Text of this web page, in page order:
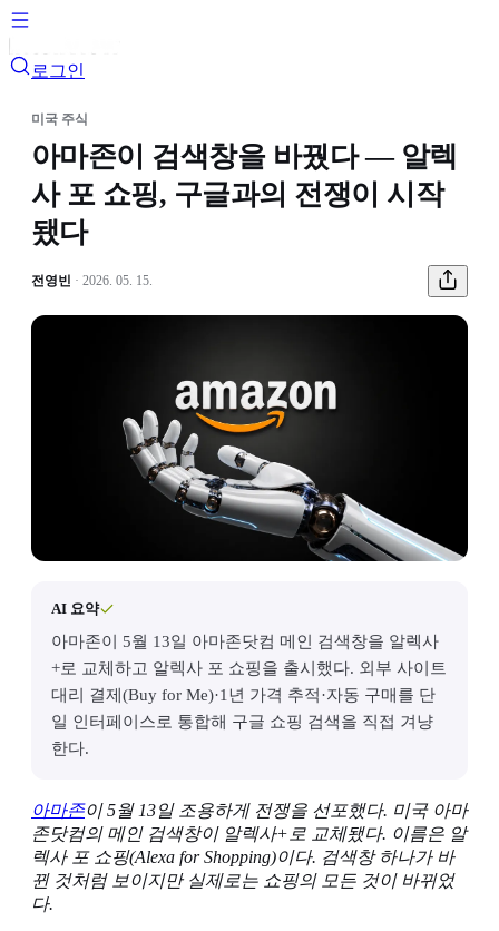
로그인
미국 주식
아마존이 검색창을 바꿨다 — 알렉
사 포 쇼핑, 구글과의 전쟁이 시작
됐다
전영빈 · 2026. 05. 15.
AI 요약
아마존이 5월 13일 아마존닷컴 메인 검색창을 알렉사
+로 교체하고 알렉사 포 쇼핑을 출시했다. 외부 사이트
대리 결제(Buy for Me)·1년 가격 추적·자동 구매를 단
일 인터페이스로 통합해 구글 쇼핑 검색을 직접 겨냥
한다.
아마존이 5월 13일 조용하게 전쟁을 선포했다. 미국 아마
존닷컴의 메인 검색창이 알렉사+로 교체됐다. 이름은 알
렉사 포 쇼핑(Alexa for Shopping)이다. 검색창 하나가 바
뀐 것처럼 보이지만 실제로는 쇼핑의 모든 것이 바뀌었
다.